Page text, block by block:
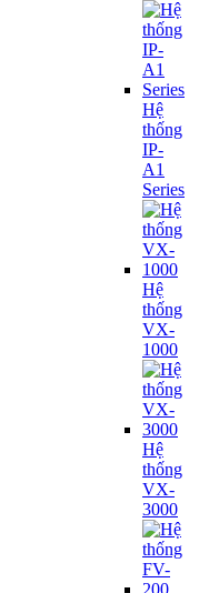
Hệ
thống
IP-
A1
Series
Hệ
thống
VX-
1000
Hệ
thống
VX-
3000